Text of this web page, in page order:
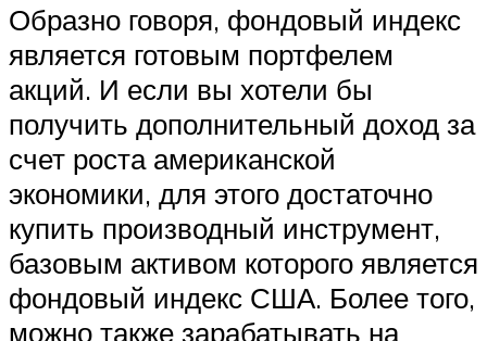
Образно говоря, фондовый индекс
является готовым портфелем
акций. И если вы хотели бы
получить дополнительный доход за
счет роста американской
экономики, для этого достаточно
купить производный инструмент,
базовым активом которого является
фондовый индекс США. Более того,
можно также зарабатывать на